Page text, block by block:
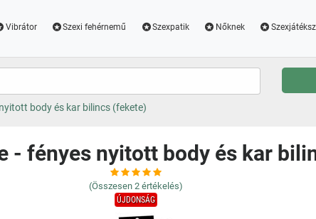
Vibrátor Szexi fehérnemű Szexpatik Nőknek
body és kar bilincs (fekete)
- fényes nyitott body és kar
(Összesen 2 értékelés)
ÚJDONSÁG